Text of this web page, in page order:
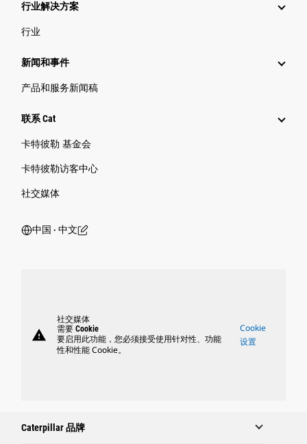
行业解决方案
行业
新闻和事件
产品和服务新闻稿
联系 Cat
卡特彼勒 基金会
卡特彼勒访客中心
社交媒体
中国 ‧ 中文
warning
社交媒体
需要 Cookie
要启用此功能，您必须接受使用针对性、功能
性和性能 Cookie。
Cookie
设置
Caterpillar 品牌